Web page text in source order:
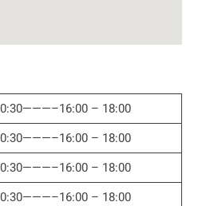
– 18:00
– 18:00
– 18:00
– 18:00